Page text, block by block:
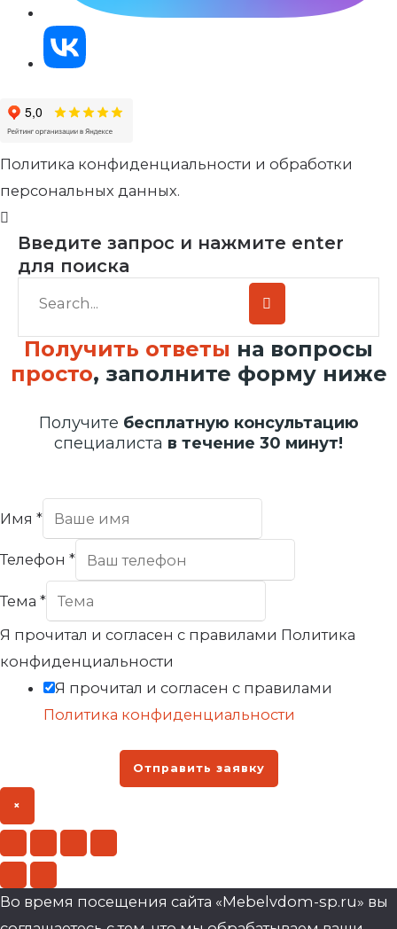
Политика конфиденциальности и обработки
персональных данных.
Введите запрос и нажмите enter
для поиска
Получить ответы на вопросы
просто, заполните форму ниже
Получите бесплатную консультацию
специалиста в течение 30 минут!
Имя *
Телефон *
Тема *
Я прочитал и согласен с правилами Политика
конфиденциальности
Я прочитал и согласен с правилами
Политика конфиденциальности
Отправить заявку
×
Во время посещения сайта «Mebelvdom-sp.ru» вы